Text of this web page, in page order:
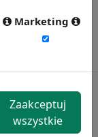
Marketing
Zaakceptuj
wszystkie